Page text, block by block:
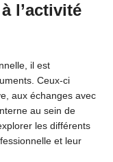
l’activité
il est
Ceux-ci
aux échanges avec
au sein de
les différents
et leur